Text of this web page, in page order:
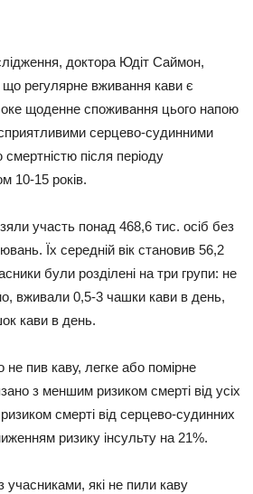
доктора Юдіт Саймон,
регулярне вживання кави є
щоденне споживання цього напою
серцево-судинними
після періоду
10-15 років.
участь понад 468,6 тис. осіб без
Їх середній вік становив 56,2
були розділені на три групи: не
вживали 0,5-3 чашки кави в день,
кави в день.
не пив каву, легке або помірне
з меншим ризиком смерті від усіх
смерті від серцево-судинних
ризику інсульту на 21%.
учасниками, які не пили каву